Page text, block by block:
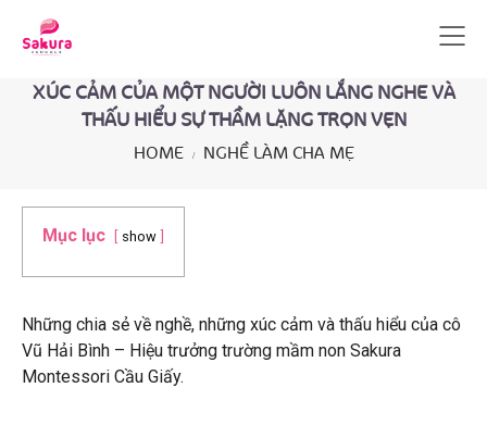
XÚC CẢM CỦA MỘT NGƯỜI LUÔN LẮNG NGHE VÀ
THẤU HIỂU SỰ THẦM LẶNG TRỌN VẸN
HOME NGHỀ LÀM CHA MẸ
Mục lục show
Những chia sẻ về nghề, những xúc cảm và thấu hiểu của cô
Vũ Hải Bình – Hiệu trưởng trường mầm non Sakura
Montessori Cầu Giấy.